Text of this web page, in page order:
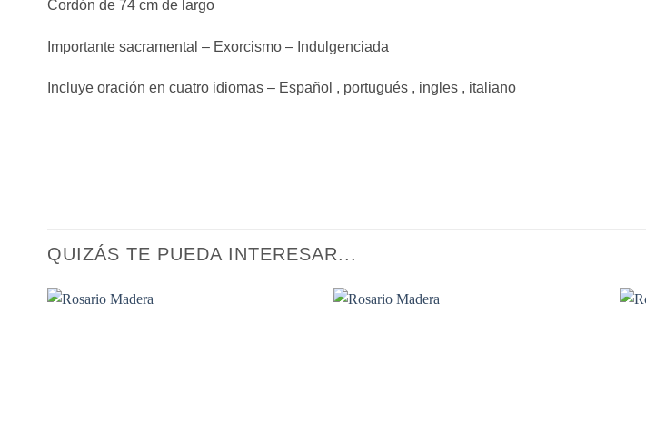
Cordón de 74 cm de largo
Importante sacramental – Exorcismo – Indulgenciada
Incluye oración en cuatro idiomas – Español , portugués , ingles , italiano
QUIZÁS TE PUEDA INTERESAR...